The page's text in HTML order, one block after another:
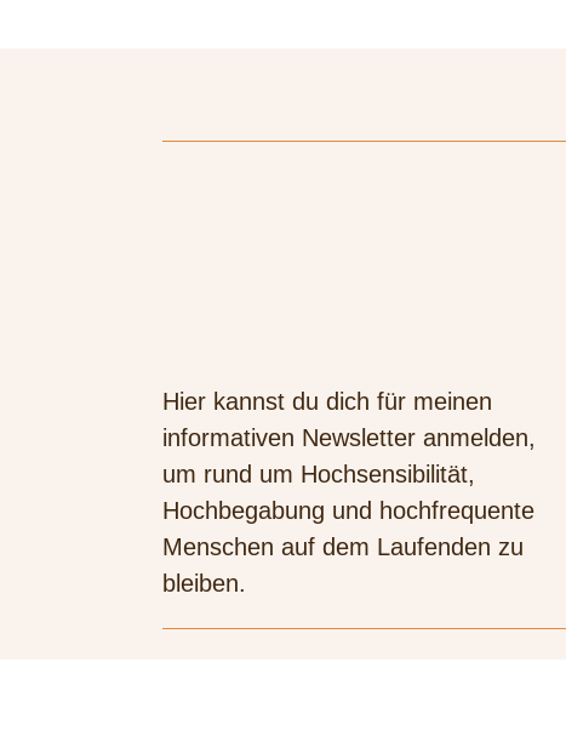
Hier kannst du dich für meinen
informativen Newsletter anmelden,
um rund um Hochsensibilität,
Hochbegabung und hochfrequente
Menschen auf dem Laufenden zu
bleiben.